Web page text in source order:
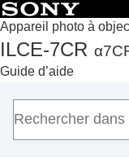
Appareil photo à
ILCE-7CR
Guide d’aide
Accueil
Remarques sur
Vérification de